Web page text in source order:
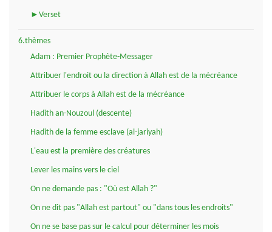
►Verset
6.thèmes
Adam : Premier Prophète-Messager
Attribuer l'endroit ou la direction à Allah est de la mécréance
Attribuer le corps à Allah est de la mécréance
Hadith an-Nouzoul (descente)
Hadith de la femme esclave (al-jariyah)
L'eau est la première des créatures
Lever les mains vers le ciel
On ne demande pas : "Où est Allah ?"
On ne dit pas "Allah est partout" ou "dans tous les endroits"
On ne se base pas sur le calcul pour déterminer les mois